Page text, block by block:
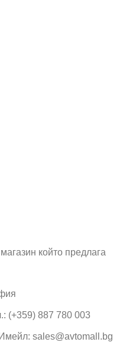
който предлага
(+359) 887 780 003
Имейл: sales@avtomall.bg